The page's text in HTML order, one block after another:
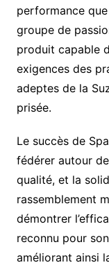
performance
groupe de
produit capable
exigences des
adeptes de la
prisée.
Le succès de
fédérer autour
qualité, et la
rassemblement
démontrer
reconnu pour
améliorant ainsi